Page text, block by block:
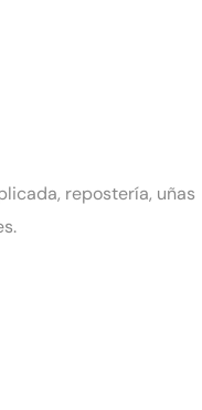
repostería, uñas